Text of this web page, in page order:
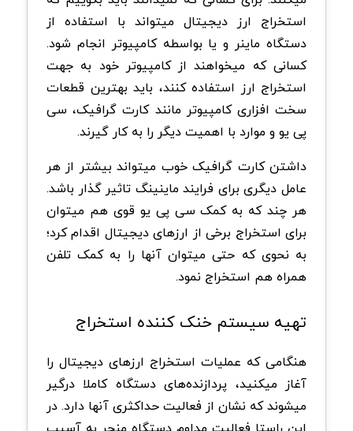
استخراج ارز دیجیتال میتواند با استفاده از
دستگاه ماینر و یا بواسطه کامپیوتر انجام شود.
کسانی که میخواهند از کامپیوتر خود به جهت
استخراج ارز استفاده کنند، باید بهترین قطعات
سخت افزاری کامپیوتر مانند کارت گرافیک، سی
پی یو و موارد با اهمیت دیگر را به کار گیرند.
داشتن کارت گرافیک خوب میتواند بیشتر از هر
عامل دیگری برای فرایند ماینینگ تاثیر گذار باشد.
هر چند که به کمک سی پی یو قوی هم میتوان
برای استخراج برخی از ارزهای دیجیتال اقدام کرد؛
به نحوی که حتی میتوان آنها را به کمک تلفن
همراه هم استخراج نمود.
تهیه سیستم خنک کننده استخراج
هنگامی که عملیات استخراج ارزهای دیجیتال را
آغاز میکنید، پردازنده‌های دستگاه کاملا درگیر
میشوند که نشان از فعالیت حداکثری آنها دارد. در